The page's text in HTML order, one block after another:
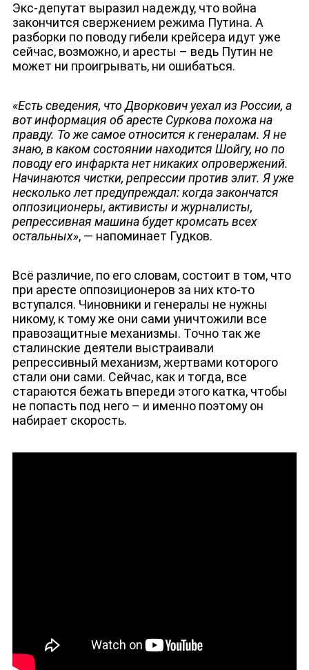
ДЕПУТАТЫ К СЪЕЗДУ
Экс-депутат выразил надежду, что война
закончится свержением режима Путина. А
разборки по поводу гибели крейсера идут уже
сейчас, возможно, и аресты – ведь Путин не
может ни проигрывать, ни ошибаться.
«Есть сведения, что Дворкович уехал из России, а
вот информация об аресте Суркова похожа на
правду. То же самое относится к генералам. Я не
знаю, в каком состоянии находится Шойгу, но по
поводу его инфаркта нет никаких опровержений.
Начинаются чистки, репрессии против элит. Я уже
несколько лет предупреждал: когда закончатся
оппозиционеры, активисты и журналисты,
репрессивная машина будет кромсать всех
остальных», — напоминает Гудков.
Всё различие, по его словам, состоит в том, что
при аресте оппозиционеров за них кто-то
вступался. Чиновники и генералы не нужны
никому, к тому же они сами уничтожили все
правозащитные механизмы. Точно так же
сталинские деятели выстраивали
репрессивный механизм, жертвами которого
стали они сами. Сейчас, как и тогда, все
стараются бежать впереди этого катка, чтобы
не попасть под него – и именно поэтому он
набирает скорость.